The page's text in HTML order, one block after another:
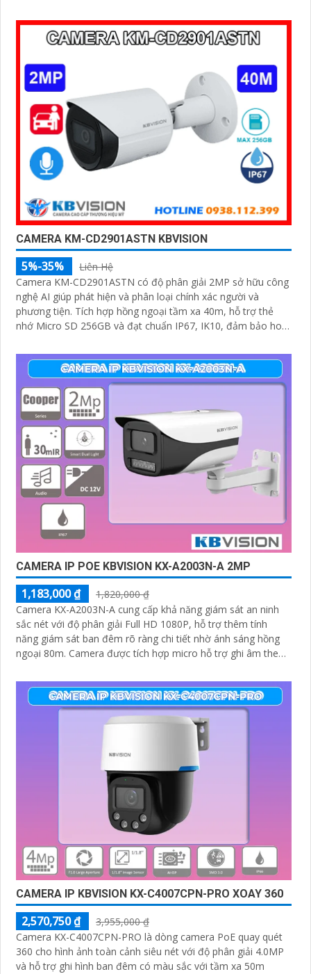
CAMERA KM-CD2901ASTN KBVISION
5%-35%
Liên Hệ
Camera KM-CD2901ASTN có độ phân giải 2MP sở hữu công
nghệ AI giúp phát hiện và phân loại chính xác người và
phương tiện. Tích hợp hồng ngoại tầm xa 40m, hỗ trợ thẻ
nhớ Micro SD 256GB và đạt chuẩn IP67, IK10, đảm bảo hoạt
CAMERA IP POE KBVISION KX-A2003N-A 2MP
1,183,000 ₫
1,820,000 ₫
Camera KX-A2003N-A cung cấp khả năng giám sát an ninh
sắc nét với độ phân giải Full HD 1080P, hỗ trợ thêm tính
năng giám sát ban đêm rõ ràng chi tiết nhờ ánh sáng hồng
ngoại 80m. Camera được tích hợp micro hỗ trợ ghi âm theo
CAMERA IP KBVISION KX-C4007CPN-PRO XOAY 360
2,570,750 ₫
3,955,000 ₫
Camera KX-C4007CPN-PRO là dòng camera PoE quay quét
360 cho hình ảnh toàn cảnh siêu nét với độ phân giải 4.0MP
và hỗ trợ ghi hình ban đêm có màu sắc với tầm xa 50m